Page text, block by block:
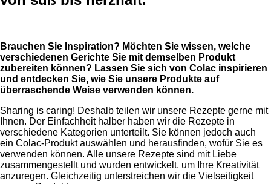
Brauchen Sie Inspiration? Möchten Sie wissen, welche
verschiedenen Gerichte Sie mit demselben Produkt
zubereiten können? Lassen Sie sich von Colac inspirieren
und entdecken Sie, wie Sie unsere Produkte auf
überraschende Weise verwenden können.
Sharing is caring! Deshalb teilen wir unsere Rezepte gerne mit
Ihnen. Der Einfachheit halber haben wir die Rezepte in
verschiedene Kategorien unterteilt. Sie können jedoch auch
ein Colac-Produkt auswählen und herausfinden, wofür Sie es
verwenden können. Alle unsere Rezepte sind mit Liebe
zusammengestellt und wurden entwickelt, um Ihre Kreativität
anzuregen. Gleichzeitig unterstreichen wir die Vielseitigkeit